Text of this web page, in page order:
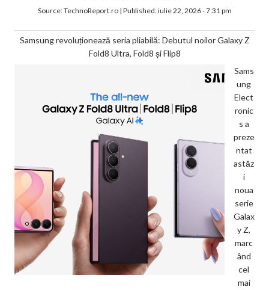
Source:TechnoReport.ro| Published:iulie 22, 2026 - 7:31 pm
Samsung revoluționează seria pliabilă: Debutul noilor Galaxy Z
Fold8 Ultra, Fold8 și Flip8
Sams
ung
Elect
ronic
s a
preze
ntat
astăz
i
noua
serie
Galax
y Z,
marc
ând
cel
mai